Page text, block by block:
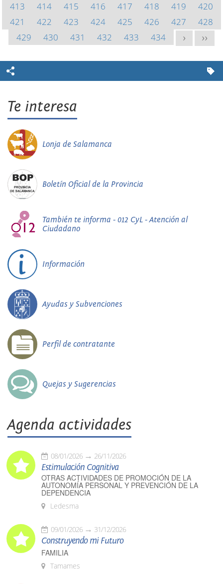
413
414 415 416 417 418 419
420
421
422 423 424 425 426 427
428
429
430 431 432 433 434 > >>
Te interesa
Lonja de Salamanca
Boletín Oficial de la Provincia
También te informa - 012 CyL - Atención al
Ciudadano
Información
Ayudas y Subvenciones
Perfil de contratante
Quejas y Sugerencias
Agenda actividades
08/01/2026 26/11/2026
Estimulación Cognitiva
OTRAS ACTIVIDADES DE PROMOCIÓN DE LA
AUTONOMÍA PERSONAL Y PREVENCIÓN DE LA
DEPENDENCIA
Ledesma
09/01/2026 31/12/2026
Construyendo mi Futuro
FAMILIA
Tamames